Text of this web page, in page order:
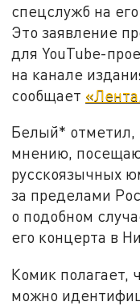
спецслужб на
Это заявление
для YouTube-
на канале
сообщает
Белый* отметил,
мнению,
русскоязычных
за пределами
о подобном
его концерта в
Комик полагает,
можно